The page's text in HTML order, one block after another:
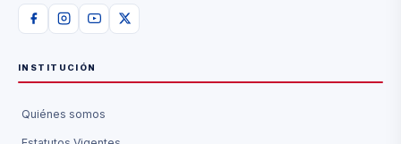
INSTITUCIÓN
Quiénes somos